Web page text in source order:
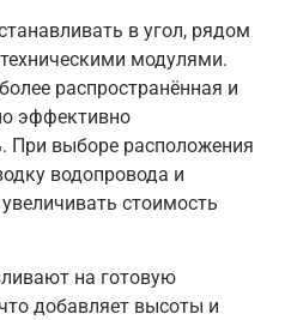
в угол, рядом
модулями.
распространённая и
эффективно
При выборе расположения
водопровода и
стоимость
на готовую
добавляет высоты и